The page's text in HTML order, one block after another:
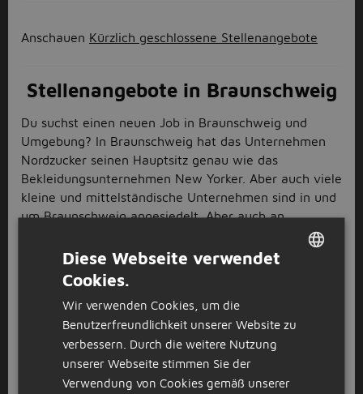
Anschauen Kürzlich geschlossene Stellenangebote
Stellenangebote in Braunschweig
Du suchst einen neuen Job in Braunschweig und
Umgebung? In Braunschweig hat das Unternehmen
Nordzucker seinen Hauptsitz genau wie das
Bekleidungsunternehmen New Yorker. Aber auch viele
kleine und mittelständische Unternehmen sind in und
um Braunschweig angesiedelt. Aber auch an
Sehenswürdigkeiten fehlt es in Braunschweig nicht.
Da wäre die Burg Dankwarderode mit ihrem tollen
Burgplatz, der Zoo Arche Noah, aber auch einige
Museen. Wie du siehst, gibt es viele Möglichkeiten,
deinen Feierabend zu genießen und nach der Arbeit
den Abend ausklingen zu lassen. Also worauf wartest
du noch? Starte deine Karriere mit einem
Stellenangebot in Braunschweig und stelle dich
deiner nächsten beruflichen Herausforderung.
Diese Webseite verwendet
Cookies.
Wir verwenden Cookies, um die
Benutzerfreundlichkeit unserer Website zu
verbessern. Durch die weitere Nutzung
unserer Webseite stimmen Sie der
Verwendung von Cookies gemäß unserer